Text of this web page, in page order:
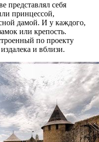
представлял себя
принцессой,
дамой. И у каждого,
или крепость.
по проекту
и вблизи.